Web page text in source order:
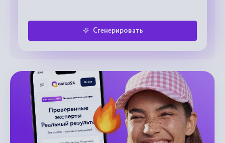
Сгенерировать